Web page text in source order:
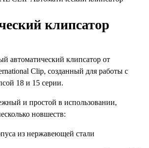
клипсатор
автоматический клипсатор от
Clip, созданный для работы с
18 и 15 серии.
и простой в использовании,
новшеств:
из нержавеющей стали